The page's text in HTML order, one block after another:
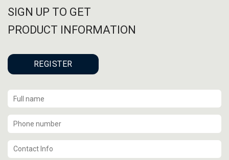
SIGN UP TO GET
PRODUCT INFORMATION